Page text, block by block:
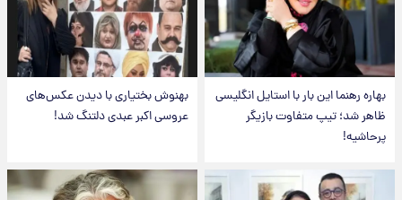
بهاره رهنما این بار با استایل انگلیسی
ظاهر شد؛ تیپ متفاوت بازیگر
پرحاشیه!
بهنوش بختیاری با دیدن عکس‌های
عروسی اکبر عبدی دلتنگ شد!